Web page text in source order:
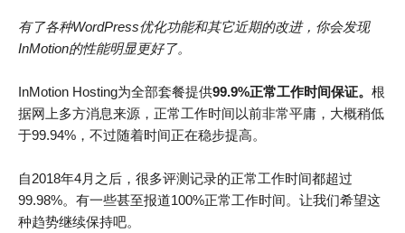
有了各种WordPress优化功能和其它近期的改进，你会发现
InMotion的性能明显更好了。
InMotion Hosting为全部套餐提供99.9%正常工作时间保证。 根
据网上多方消息来源，正常工作时间以前非常平庸，大概稍低
于99.94%，不过随着时间正在稳步提高。
自2018年4月之后，很多评测记录的正常工作时间都超过
99.98%。有一些甚至报道100%正常工作时间。让我们希望这
种趋势继续保持吧。